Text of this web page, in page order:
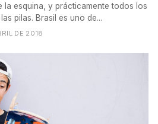
la esquina, y prácticamente todos los
pilas. Brasil es uno de...
DE 2018